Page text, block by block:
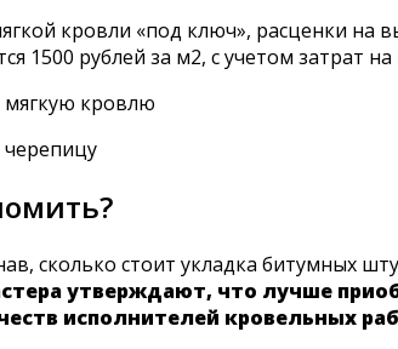
кровли «под ключ», расценки на
1500 рублей за м2, с учетом затрат
сколько стоит укладка битумных
утверждают, что лучше
исполнителей кровельных